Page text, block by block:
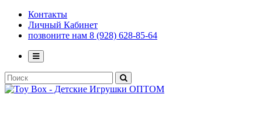
Контакты
Личный Кабинет
позвоните нам 8 (928) 628-85-64